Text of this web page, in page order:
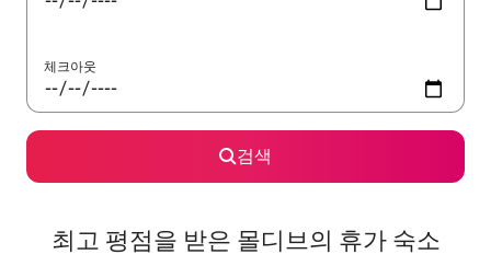
체크아웃
검색
최고 평점을 받은 몰디브의 휴가 숙소